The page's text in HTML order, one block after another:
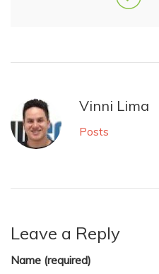
Vinni Lima
Posts
Leave a Reply
Name (required)